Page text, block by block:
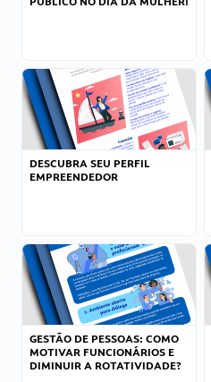
DESCUBRA SEU PERFIL
EMPREENDEDOR
GESTÃO DE PESSOAS: COMO
MOTIVAR FUNCIONÁRIOS E
DIMINUIR A ROTATIVIDADE?